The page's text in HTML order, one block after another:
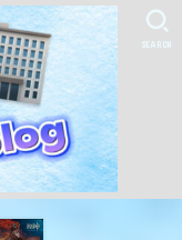
SEARCH